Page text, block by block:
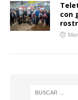
con